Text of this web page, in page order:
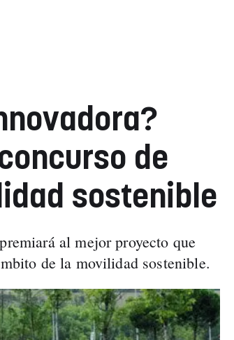
de
sostenible
al mejor proyecto que
de la movilidad sostenible.